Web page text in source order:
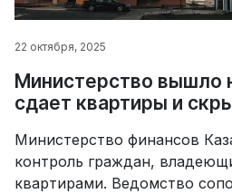
22 октября, 2025
Министерство вышло
сдает квартиры и
Министерство финансов
контроль граждан,
квартирами. Ведомство